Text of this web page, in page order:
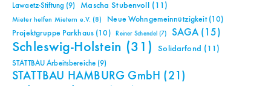
Lawaetz-Stiftung (9) Mascha Stubenvoll (11)
Mieter helfen Mietern e.V. (8) Neue Wohngemeinnützigkeit(10)
Projektgruppe Parkhaus (10) Reiner Schendel (7) SAGA(15)
Schleswig-Holstein (31) Solidarfond (11)
STATTBAU Arbeitsbereiche (9)
STATTBAU HAMBURG GmbH (21)